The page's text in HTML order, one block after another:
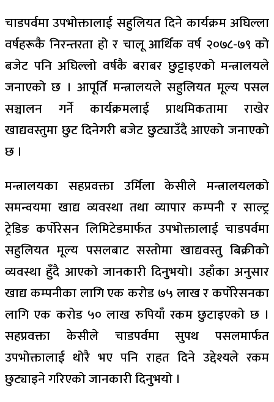
चाडपर्वमा उपभोक्तालाई सहुलियत दिने कार्यक्रम अघिल्ला
वर्षहरूकै निरन्तरता हो र चालू आर्थिक वर्ष २०७८-७९ को
बजेट पनि अघिल्लो वर्षकै बराबर छुुट्टाइएको मन्त्रालयले
जनाएको छ । आपूर्ति मन्त्रालयले सहुलियत मूल्य पसल
सञ्चालन गर्ने कार्यक्रमलाई प्राथमिकतामा राखेर
खाद्यवस्तुमा छुट दिनेगरी बजेट छुुट्याउँदै आएको जनाएको
छ ।
मन्त्रालयका सहप्रवक्ता उर्मिला केसीले मन्त्रालयलको
समन्वयमा खाद्य व्यवस्था तथा व्यापार कम्पनी र साल्ट्र
ट्रेडिङ कर्पोरेसन लिमिटेडमार्फत उपभोक्तालाई चाडपर्वमा
सहुलियत मूल्य पसलबाट सस्तोमा खाद्यवस्तु बिक्रीको
व्यवस्था हुँदै आएको जानकारी दिनुुभयो। उहाँका अनुसार
खाद्य कम्पनीका लागि एक करोड ७५ लाख र कर्पोरेसनका
लागि एक करोड ५० लाख रुपियाँ रकम छुटाइएको छ ।
सहप्रवक्ता केसीले चाडपर्वमा सुपथ पसलमार्फत
उपभोक्तालाई थोरै भए पनि राहत दिने उद्देश्यले रकम
छुट्याइने गरिएको जानकारी दिनुुभयो ।